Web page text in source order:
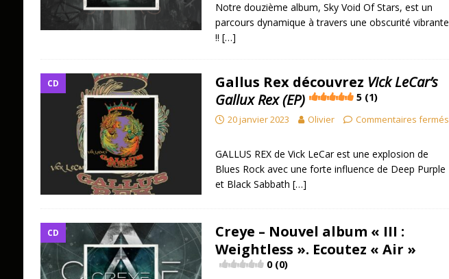
Notre douzième album, Sky Void Of Stars, est un
parcours dynamique à travers une obscurité vibrante
!! […]
CD Gallus Rex découvrez Vick LeCar’s
Gallux Rex (EP)
5 (1)
20 janvier 2023 Olivier Commentaires fermés
GALLUS REX de Vick LeCar est une explosion de
Blues Rock avec une forte influence de Deep Purple
et Black Sabbath […]
CD
Creye – Nouvel album « III :
Weightless ». Ecoutez « Air »
0 (0)